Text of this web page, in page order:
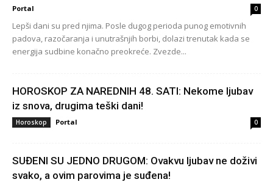
Portal 0
Lepši dani su pred njima. Posle dugog perioda punog emotivnih
padova, razočaranja i unutrašnjih borbi, dolazi trenutak kada se
energija sudbine konačno preokreće. Zvezde...
HOROSKOP ZA NAREDNIH 48. SATI: Nekome ljubav
iz snova, drugima teški dani!
Horoskop Portal 0
SUĐENI SU JEDNO DRUGOM: Ovakvu ljubav ne doživi
svako, a ovim parovima je suđena!